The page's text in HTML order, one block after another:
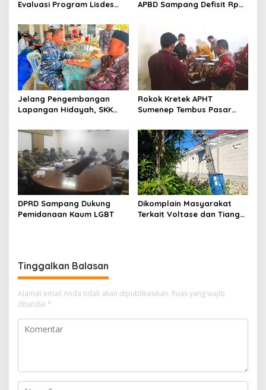
Evaluasi Program Lisdes
APBD Sampang Defisit Rp
Jelang Pengembangan
Lapangan Hidayah, SKK
Perkuat Sinergi dengan
Nelayan Sampang
Rokok Kretek APHT
Sumenep Tembus Pasar
DPRD Sampang Dukung
Pemidanaan Kaum LGBT
Dikomplain Masyarakat
Terkait Voltase dan Tiang
Tinggalkan Balasan
Alamat email Anda tidak akan dipublikasikan. Ruas yang wajib
ditandai *